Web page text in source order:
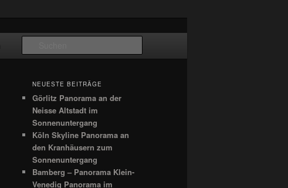
NEUESTE BEITRÄGE
Görlitz Panorama an der
Neisse Altstadt im
Sonnenuntergang
Köln Skyline Panorama an
den Kranhäusern zum
Sonnenuntergang
Bamberg – Panorama Klein-
Venedig Panorama im